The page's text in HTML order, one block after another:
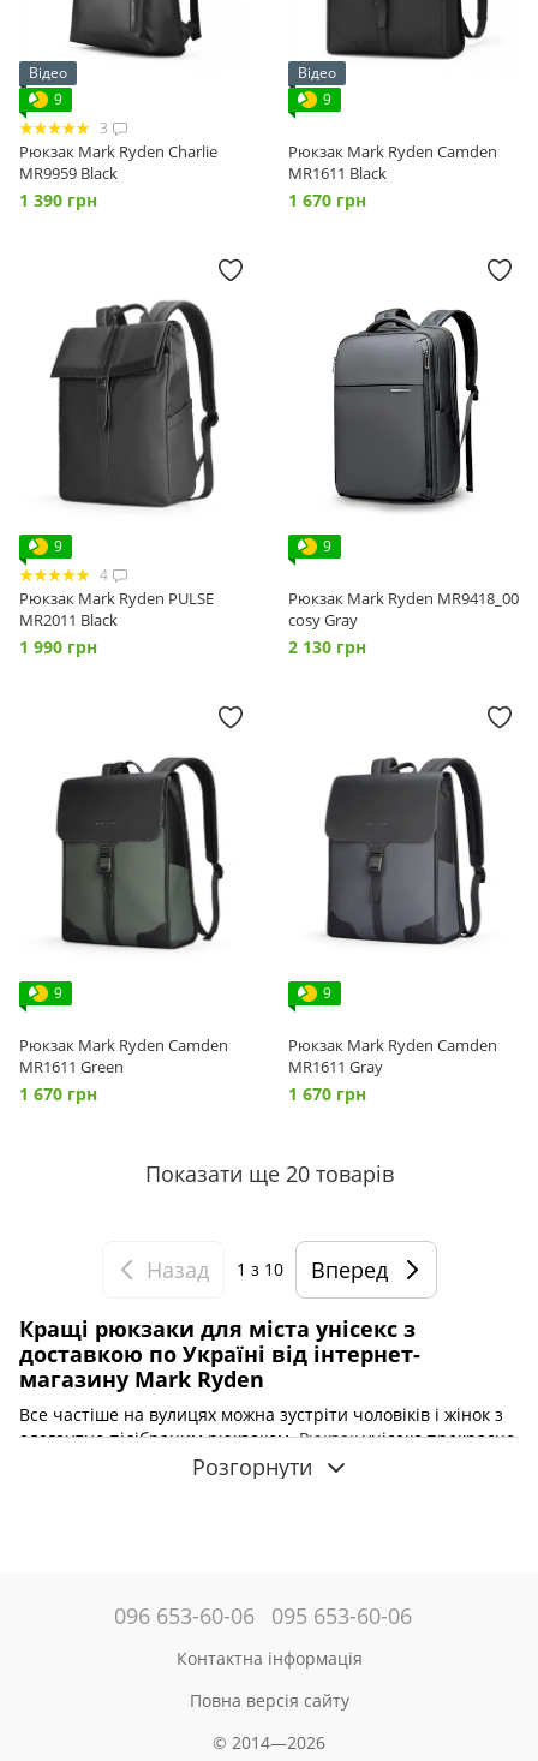
Відео
9
3
Рюкзак Mark Ryden Charlie
MR9959 Black
1 390 грн
Відео
9
Рюкзак Mark Ryden Camden
MR1611 Black
1 670 грн
9
4
Рюкзак Mark Ryden PULSE
MR2011 Black
1 990 грн
9
Рюкзак Mark Ryden MR9418_00
сosy Gray
2 130 грн
9
Рюкзак Mark Ryden Camden
MR1611 Green
1 670 грн
9
Рюкзак Mark Ryden Camden
MR1611 Gray
1 670 грн
Показати ще 20 товарів
Назад 1 з 10 Вперед
Кращі рюкзаки для міста унісекс з
доставкою по Україні від інтернет-
магазину Mark Ryden
Все частіше на вулицях можна зустріти чоловіків і жінок з
елегантно підібраним рюкзаком.Рюкзакунісекс прекрасно
гармонує з іншим стилем і створює ідеальний комплект з
іншим гардеробом. У нашому магазині представлений
комплектуючих від відомого бренду Mark Ryden. Крім того,
рюкзаків для школиабо поїздки. Якщо ви
потрапили за адресою. Знайдіть свою річ на нашому сайті.
Рюкзак міський унісекс, цінана який вас здивує —
Розгорнути
096 653-60-06 095 653-60-06
Контактна інформація
Повна версія сайту
© 2014—2026